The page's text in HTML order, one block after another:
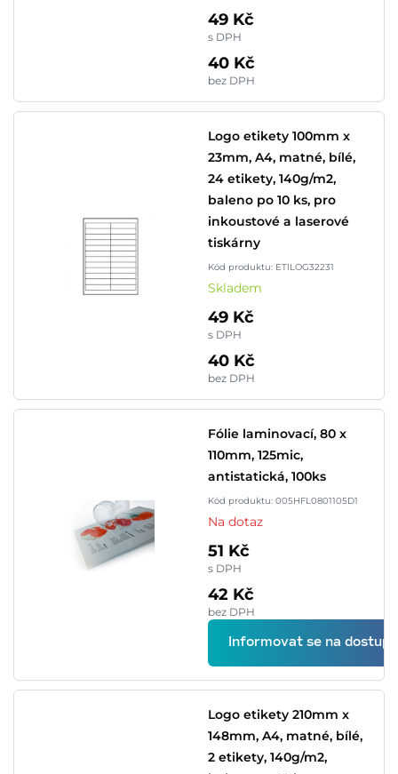
49 Kč
s DPH
40 Kč
bez DPH
Logo etikety 100mm x
23mm, A4, matné, bílé,
24 etikety, 140g/m2,
baleno po 10 ks, pro
inkoustové a laserové
tiskárny
Kód produktu: ETILOG32231
Skladem
49 Kč
s DPH
40 Kč
bez DPH
Fólie laminovací, 80 x
110mm, 125mic,
antistatická, 100ks
Kód produktu: 005HFL0801105D1
Na dotaz
51 Kč
s DPH
42 Kč
bez DPH
Informovat se na
Logo etikety 210mm x
148mm, A4, matné, bílé,
2 etikety, 140g/m2,